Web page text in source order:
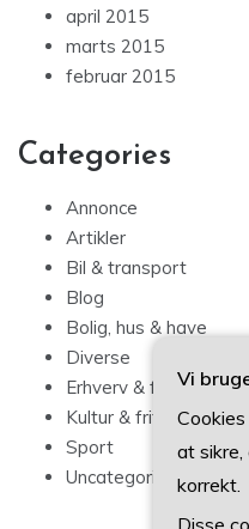
april 2015
marts 2015
februar 2015
Categories
Annonce
Artikler
Bil & transport
Blog
Bolig, hus & have
Diverse
Erhverv & forbrug
Kultur & fritid
Sport
Uncategorized
Vi
at
korrekt.
Disse